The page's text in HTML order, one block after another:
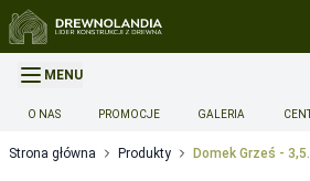
MENU
O NAS PROMOCJE GALERIA
Strona główna Produkty